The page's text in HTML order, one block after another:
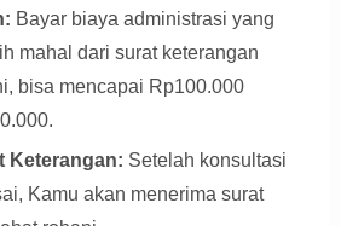
Bayar biaya administrasi yang
mahal dari surat keterangan
bisa mencapai Rp100.000
Keterangan: Setelah konsultasi
Kamu akan menerima surat